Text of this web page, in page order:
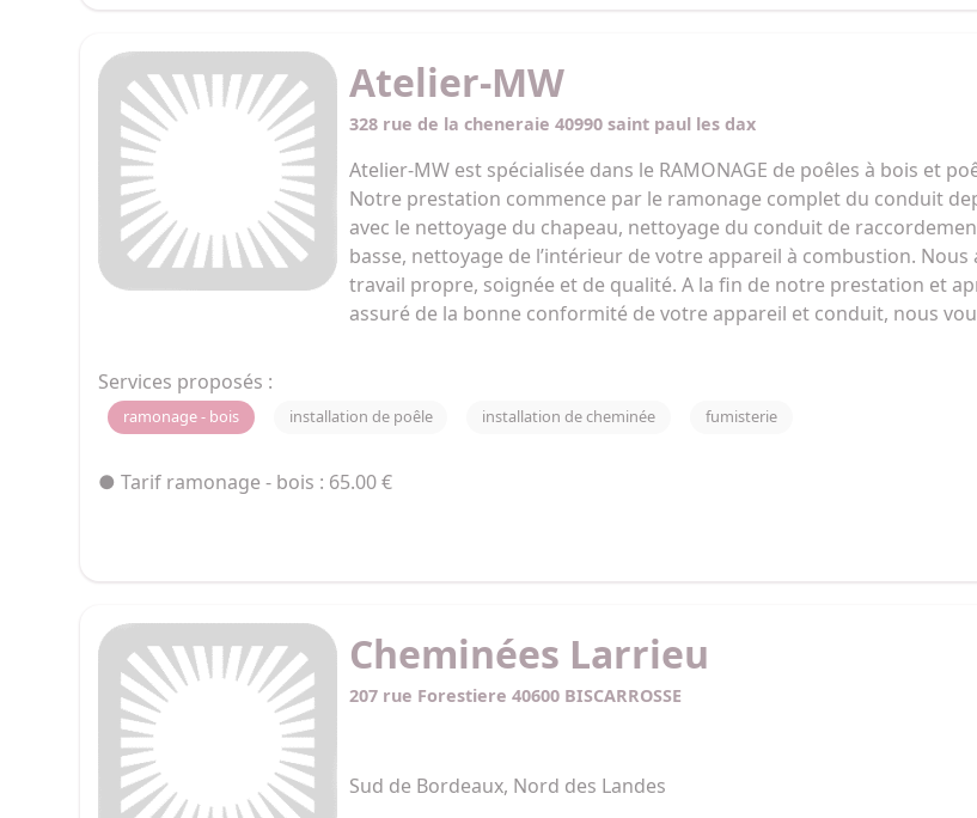
Atelier-MW
328 rue de la cheneraie 40990 saint paul les dax
Atelier-MW est spécialisée dans le RAMONAGE de poêles à bois et
Notre prestation commence par le ramonage complet du conduit
avec le nettoyage du chapeau, nettoyage du conduit de
basse, nettoyage de l’intérieur de votre appareil à combustion. Nous
travail propre, soignée et de qualité. A la fin de notre prestation et
assuré de la bonne conformité de votre appareil et conduit, nous
granules et insert. Nous sommes une entreprise qualifié RGE
proposés.
Services proposés :
installation de poêle
ramonage - bois installation de cheminée fumisterie
● Tarif ramonage - bois : 65.00 €
Cheminées Larrieu
207 rue Forestiere 40600 BISCARROSSE
Sud de Bordeaux, Nord des Landes